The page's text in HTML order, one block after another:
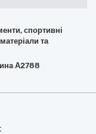
спортивні
та
А2788